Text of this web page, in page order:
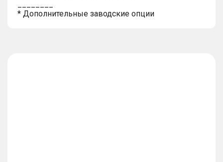
* Дополнительные заводские опции